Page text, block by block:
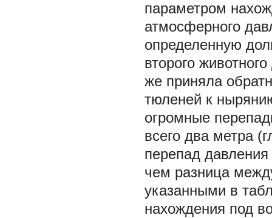
параметром
атмосферного
определенную
второго
же приняла
тюленей к
огромные
всего два метра
перепад
чем разница
указанными в
нахождения под